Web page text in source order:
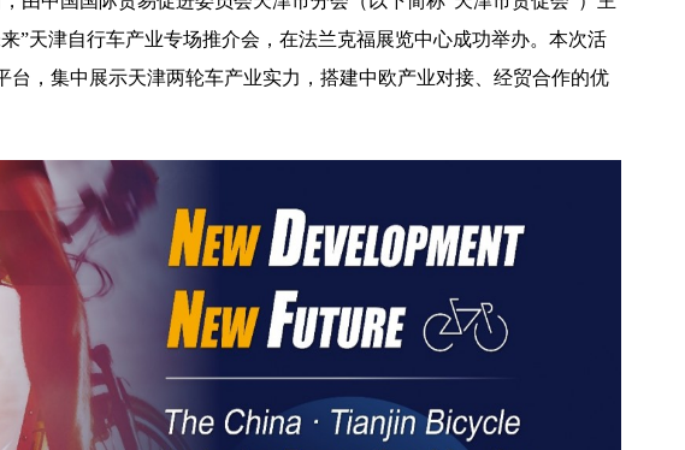
”天津自行车产业专场推介会，在法兰克福展览中心成功举办。本次活
台，集中展示天津两轮车产业实力，搭建中欧产业对接、经贸合作的优